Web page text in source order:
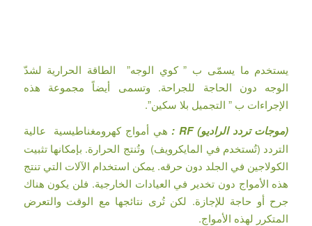
يستخدم ما يسمّى ب ” كوي الوجه” الطاقة الحرارية لشدّ
الوجه دون الحاجة للجراحة. وتسمى أيضاً مجموعة هذه
الإجراءات ب ” التجميل بلا سكين”.
(موجات تردد الراديو) RF :
هي أمواج كهرومغناطيسية عالية
التردد (تُستخدم في المايكرويف) وتُنتج الحرارة. بإمكانها تثبيت
الكولاجين في الجلد دون حرقه. يمكن استخدام الآلات التي تنتج
هذه الأمواج دون تخدير في العيادات الخارجية. فلن يكون هناك
جرح أو حاجة للإجازة. لكن تُرى نتائجها مع الوقت والتعرض
المتكرر لهذه الأمواج.